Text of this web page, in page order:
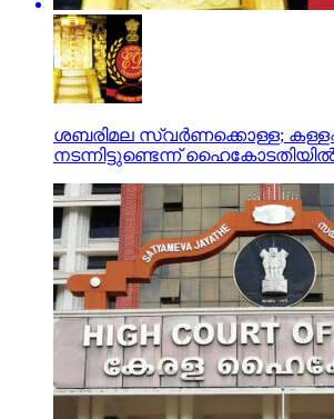
ശബരിമല സ്വര്‍ണക്കൊള്ള;
നടന്നിട്ടുണ്ടെന്ന്